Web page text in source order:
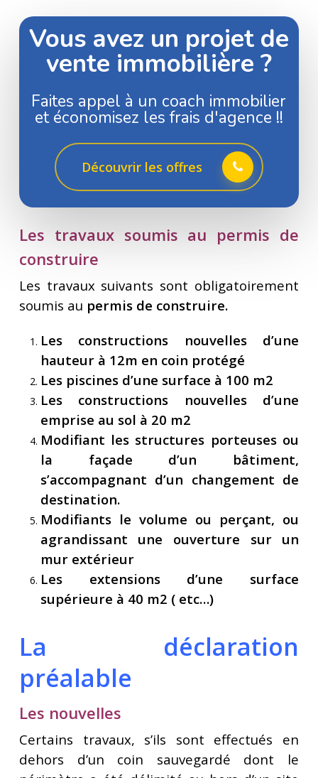
Vous avez un projet de
vente immobilière ?
Faites appel à un coach immobilier
et économisez les frais d'agence !!
Découvrir les offres
Les travaux soumis au permis de
construire
Les travaux suivants sont obligatoirement
soumis au permis de construire.
Les constructions nouvelles d’une
hauteur à 12m en coin protégé
Les piscines d’une surface à 100 m2
Les constructions nouvelles d’une
emprise au sol à 20 m2
Modifiant les structures porteuses ou
la façade d’un bâtiment,
s’accompagnant d’un changement de
destination.
Modifiants le volume ou perçant, ou
agrandissant une ouverture sur un
mur extérieur
Les extensions d’une surface
supérieure à 40 m2 ( etc…)
La déclaration
préalable
Les nouvelles
Certains travaux, s’ils sont effectués en
dehors d’un coin sauvegardé dont le